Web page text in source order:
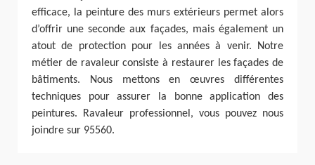
efficace, la peinture des murs extérieurs permet alors
d’offrir une seconde aux façades, mais également un
atout de protection pour les années à venir. Notre
métier de ravaleur consiste à restaurer les façades de
bâtiments. Nous mettons en œuvres différentes
techniques pour assurer la bonne application des
peintures. Ravaleur professionnel, vous pouvez nous
joindre sur 95560.